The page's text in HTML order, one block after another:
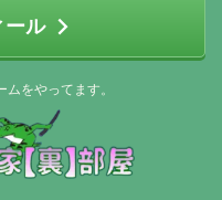
ール
ムをやってます。